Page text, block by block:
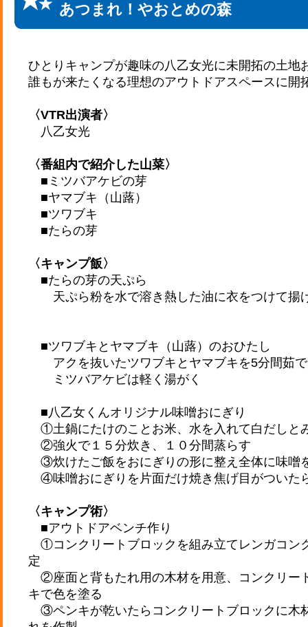
あつまれ！やおとめの森
ひとりキャンプが趣味の八乙女光に未開拓の土地
誰もが来たくなる理想のアウトドアスペースに開
〈VTR出演者〉
八乙女光
〈番組内で紹介した山菜〉
■ミツバアケビの芽
■ヤマブキ（山蕗）
■ツワブキ
■たらの芽
〈キャンプ飯〉
■たらの芽の天ぷら
天ぷら粉を水で溶き熱した油に衣をつけて揚
■ツワブキとヤマブキ（山蕗）のおひたし
アクを抜いたツワブキとヤマブキを5分間茹で
ミツバアケビは軽く湯がく
■八乙女くんオリジナル味噌おにぎり
①土鍋にたけのことお米、水を入れて白だしと
②強火で１５分炊き、１０分間蒸らす
③炊けたご飯をおにぎりの形に整え全体に味噌
④味噌おにぎりを片面だけ焼き焦げ目がついた
〈キャンプ術〉
■アウトドアベンチ作り
①コンクリートブロックを組み立てレンガコン
定
②座面と背もたれ用の木材を用意、コンクリー
キで色を塗る
③ペンキが乾いたらコンクリートブロックに木